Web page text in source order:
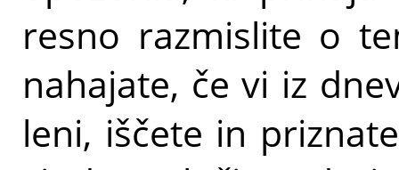
resno razmislite o
nahajate, če vi iz
leni, iščete in